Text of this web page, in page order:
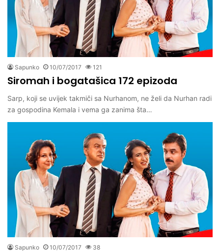
Sapunko 10/07/2017 121
Siromah i bogatašica 172 epizoda
Sarp, koji se uvijek takmiči sa Nurhanom, ne želi da Nurhan radi
za gospodina Kemala i vema ga zanima šta…
Sapunko 10/07/2017 38